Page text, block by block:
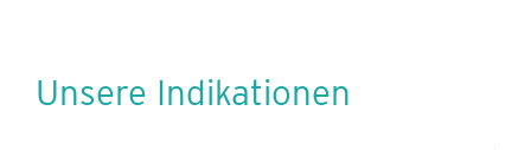
Unsere Indikationen